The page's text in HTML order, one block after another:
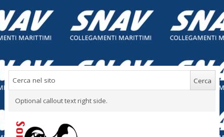
Optional callout text right side.